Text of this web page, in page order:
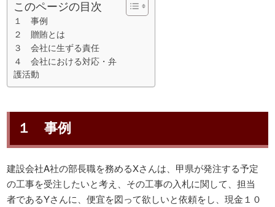
このページの目次
１ 事例
２ 贈賄とは
３ 会社に生ずる責任
４ 会社における対応・弁
護活動
１ 事例
建設会社A社の部長職を務めるXさんは、甲県が発注する予定
の工事を受注したいと考え、その工事の入札に関して、担当
者であるYさんに、便宜を図って欲しいと依頼をし、現金１０